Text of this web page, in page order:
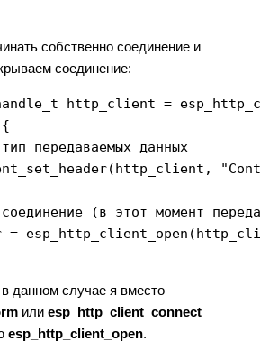
собственно соединение и
соединение:
http_client =
передаваемых данных
(в этот момент
=
данном случае я вместо
или esp_http_client_connect
esp_http_client_open.